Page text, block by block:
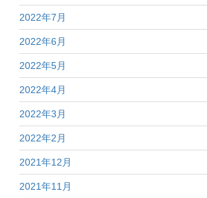
2022年7月
2022年6月
2022年5月
2022年4月
2022年3月
2022年2月
2021年12月
2021年11月